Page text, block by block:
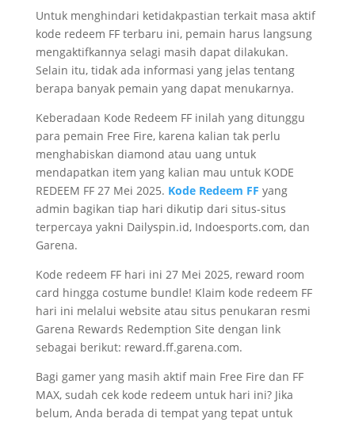
Untuk menghindari ketidakpastian terkait masa aktif
kode redeem FF terbaru ini, pemain harus langsung
mengaktifkannya selagi masih dapat dilakukan.
Selain itu, tidak ada informasi yang jelas tentang
berapa banyak pemain yang dapat menukarnya.
Keberadaan Kode Redeem FF inilah yang ditunggu
para pemain Free Fire, karena kalian tak perlu
menghabiskan diamond atau uang untuk
mendapatkan item yang kalian mau untuk KODE
REDEEM FF 27 Mei 2025. Kode Redeem FF yang
admin bagikan tiap hari dikutip dari situs-situs
terpercaya yakni Dailyspin.id, Indoesports.com, dan
Garena.
Kode redeem FF hari ini 27 Mei 2025, reward room
card hingga costume bundle! Klaim kode redeem FF
hari ini melalui website atau situs penukaran resmi
Garena Rewards Redemption Site dengan link
sebagai berikut: reward.ff.garena.com.
Bagi gamer yang masih aktif main Free Fire dan FF
MAX, sudah cek kode redeem untuk hari ini? Jika
belum, Anda berada di tempat yang tepat untuk